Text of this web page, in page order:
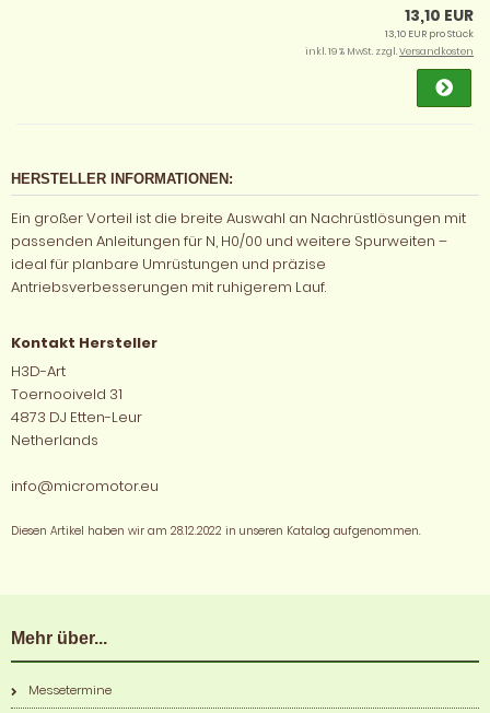
13,10 EUR
13,10 EUR pro Stück
inkl. 19 % MwSt. zzgl.Versandkosten
HERSTELLER INFORMATIONEN:
Ein großer Vorteil ist die breite Auswahl an Nachrüstlösungen mit
passenden Anleitungen für N, H0/00 und weitere Spurweiten –
ideal für planbare Umrüstungen und präzise
Antriebsverbesserungen mit ruhigerem Lauf.
Kontakt Hersteller
H3D-Art
Toernooiveld 31
4873 DJ Etten-Leur
Netherlands
info@micromotor.eu
Diesen Artikel haben wir am 28.12.2022 in unseren Katalog aufgenommen.
Mehr über...
Messetermine